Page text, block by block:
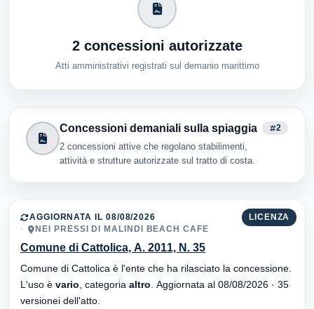
2 concessioni autorizzate
Atti amministrativi registrati sul demanio marittimo
Concessioni demaniali sulla spiaggia
2 concessioni attive che regolano stabilimenti,
attività e strutture autorizzate sul tratto di costa.
2
LICENZA
AGGIORNATA IL 08/08/2026
NEI PRESSI DI MALINDI BEACH CAFE
Comune di Cattolica, A. 2011, N. 35
Comune di Cattolica è l'ente che ha rilasciato la concessione.
L'uso è vario , categoria altro
versionei dell'atto.